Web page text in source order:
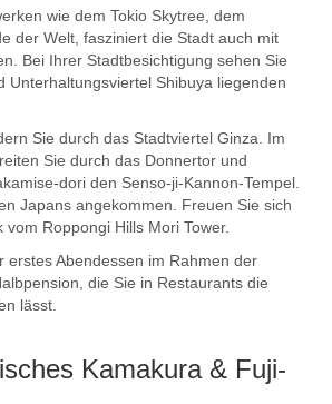
wie dem Tokio Skytree, dem
der Welt, fasziniert die Stadt auch mit
Bei Ihrer Stadtbesichtigung sehen Sie
Unterhaltungsviertel Shibuya liegenden
Sie durch das Stadtviertel Ginza. Im
Sie durch das Donnertor und
dori den Senso-ji-Kannon-Tempel.
Japans angekommen. Freuen Sie sich
Roppongi Hills Mori Tower.
erstes Abendessen im Rahmen der
die Sie in Restaurants die
lässt.
Kamakura & Fuji-